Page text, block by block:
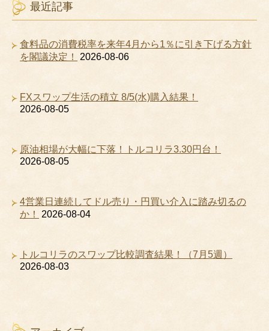
最近記事
食料品の消費税率を来年4月から1％に引き下げる方針
を閣議決定！
2026-08-06
FXスワップ生活の積立 8/5(水)購入結果！
2026-08-05
原油相場が大幅に下落！トルコリラ3.30円台！
2026-08-05
4営業日連続してドル売り・円買い介入に踏み切るの
か！
2026-08-04
トルコリラのスワップ比較調査結果！（7月5週）
2026-08-03